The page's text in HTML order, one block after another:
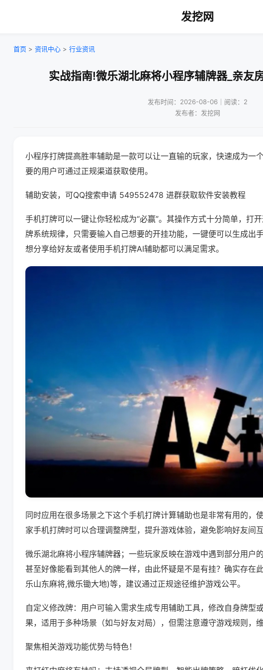
发挖网
首页 > 资讯中心 > 行业资讯
实战指南!微乐湖北麻将小程序辅牌器_亲友
发布时间：2026-08-06｜阅读：2
发布者：发挖网
小程序打牌提高胜率辅助是一款可以让一直输的玩家，快速成为一
要的用户可通过正规渠道获取使用。
辅助安装，可QQ搜索申请 549552478 进群获取软件安装教程
手机打牌可以一键让你轻松成为“必赢”。其操作方式十分简单，打
牌系统规律，只需要输入自己想要的开挂功能，一键便可以生成出
想分享给好友或者使用手机打牌AI辅助都可以满足需求。
同时应用在很多场景之下这个手机打牌计算辅助也是非常有用的，
家手机打牌时可以合理调整牌型，提升游戏体验，避免影响好友间互
微乐湖北麻将小程序辅牌器；一些玩家反映在游戏中遇到部分用户
甚至好像能看到其他人的牌一样，由此怀疑是不是有挂？确实存在
乐山东麻将,微乐锄大地)等，建议通过正规途径维护游戏公平。
自定义修改牌：用户可输入需求生成专用辅助工具，修改自身牌型
果，适用于多种场景（如与好友对局），但需注意遵守游戏规则，维
聚焦相关游戏功能优势与特色！